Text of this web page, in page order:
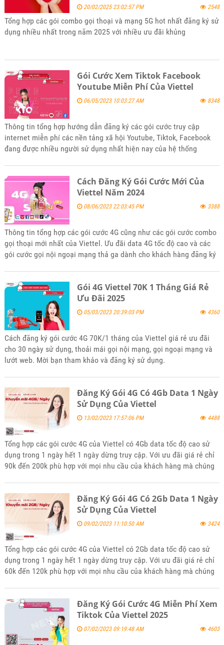
20/02/2025 23:02:57 PM 2548
Tổng hợp các gói combo gọi thoại và mạng 5G hot nhất đăng ký sử
dụng nhiều nhất trong năm 2025 với nhiều ưu đãi khủng
Gói Cước Xem Tiktok Facebook
Youtube Miễn Phí Của Viettel
06/05/2023 10:03:27 AM 8348
Thông tin tổng hợp hướng dẫn đăng ký các gói cước truy cập
internet miễn phí các nền tảng xã hội Youtube, Tiktok, Facebook
đang được nhiều người sử dụng nhất hiện nay của hệ thống
đang sử dụng từ trước. Mời các bạn tham khảo và đăng ký sử
dụng khi thấy phù hợp với nhu cầu của mình nhé.
Cách Đăng Ký Gói Cước Mới Của
Viettel Năm 2024
08/06/2023 22:03:45 PM 3388
Thông tin tổng hợp các gói cước 4G cũng như các gói cước combo
gọi thoại mới nhất của Viettel. Ưu đãi data 4G tốc độ cao và các
gói cước gọi nội ngoại mạng thả ga dành cho khách hàng đăng ký
Gói 4G Viettel 70K 1 Tháng Giá Rẻ
Ưu Đãi 2025
05/03/2023 20:39:03 PM 4360
Cách đăng ký gói cước 4G 70K/1 tháng của Viettel giá rẻ ưu đãi
cho 30 ngày sử dụng, thoải mái gọi nội mạng, gọi ngoại mạng và
lướt web. Mời bạn tham khảo và đăng ký sử dụng.
Đăng Ký Gói 4G Có 4Gb Data 1 Ngày
Sử Dụng Của Viettel
13/02/2023 17:57:06 PM 4488
Tổng hợp các gói cước 4G của Viettel có 4Gb data tốc độ cao sử
dụng trong 1 ngày hết 1 ngày dừng truy cập. Với ưu đãi giá rẻ chỉ
90k đến 200k phù hợp với mọi nhu cầu của khách hàng mà chúng
Đăng Ký Gói 4G Có 2Gb Data 1 Ngày
Sử Dụng Của Viettel
09/02/2023 11:10:50 AM 3424
Tổng hợp các gói cước 4G của Viettel có 2Gb data tốc độ cao sử
dụng trong 1 ngày hết 1 ngày dừng truy cập. Với ưu đãi giá rẻ chỉ
60k đến 120k phù hợp với mọi nhu cầu của khách hàng mà chúng
Đăng Ký Gói Cước 4G Miễn Phí Xem
Tiktok Của Viettel 2025
07/02/2023 09:19:48 AM 4603